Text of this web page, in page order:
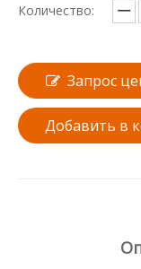
Количество:
Запрос
Добавить в